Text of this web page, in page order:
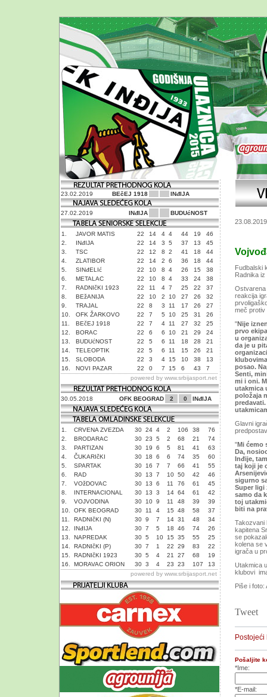
23.02.2019 BEčEJ 1918 INđIJA
27.02.2019 INđIJA BUDUćNOST
1. JAVOR MATIS 22 14 4 4 44 19
46
2.
INđIJA 22 14 3 5 37 13
45
3.
TSC 22 12 8 2 41 18
44
4.
ZLATIBOR 22 14 2 6 36 18
44
5.
SINđELIć 22 10 8 4 26 15
38
6.
METALAC 22 10 8 4 33 24
38
7.
RADNIčKI 1923 22 11 4 7 25 22
37
8.
BEžANIJA 22 10 2 10 27 26
32
9.
TRAJAL 22 8 3 11 17 26
27
10.
OFK ŽARKOVO 22 7 5 10 25 31
26
11.
BEčEJ 1918 22 7 4 11 27 32
25
12.
BORAC 22 6 6 10 21 29
24
13.
BUDUćNOST 22 5 6 11 18 28
21
14.
TELEOPTIK 22 5 6 11 15 26
21
15.
SLOBODA 22 3 4 15 10 38
13
16.
NOVI PAZAR 22 0 7 15 6 43
7
powered by www.srbijasport.net
30.05.2018 OFK BEOGRAD 2 0 INđIJA
1. CRVENA ZVEZDA 30 24 4 2 106 38
76
2.
BRODARAC 30 23 5 2 68 21
74
3.
PARTIZAN 30 19 6 5 81 41
63
4.
ČUKARIčKI 30 18 6 6 74 35
60
5.
SPARTAK 30 16 7 7 66 41
55
6.
RAD 30 13 7 10 50 42
46
7.
VOžDOVAC 30 13 6 11 76 61
45
8.
INTERNACIONAL 30 13 3 14 64 61
42
9.
VOJVODINA 30 10 9 11 48 39
39
10.
OFK BEOGRAD 30 11 4 15 48 58
37
11.
RADNIčKI (N) 30 9 7 14 31 48
34
12.
INđIJA 30 7 5 18 46 74
26
13.
NAPREDAK 30 5 10 15 35 55
25
14.
RADNIčKI (P) 30 7 1 22 29 83
22
15.
RADNIčKI 1923 30 5 4 21 27 68
19
16.
MORAVAC ORION 30 3 4 23 23 107
13
powered by www.srbijasport.net
23.08.2019
Fudbalski
Radnika iz
Ostvarena
reakcija
meč protiv
"Nije
prvo
u
da je u
posao.
Senti,
mi i oni.
utakmica
položaja
Glavni
"Mi ćemo
Da,
Inđije,
taj koji je
sigurno
Super ligi
samo da
toj
biti na
Takozvani
kapitena
se
kolena se
igrača u
Utakmica
klubovi
Piše i foto:
Tweet
Postojeći
Pošaljite
*Ime:
*E-mail: